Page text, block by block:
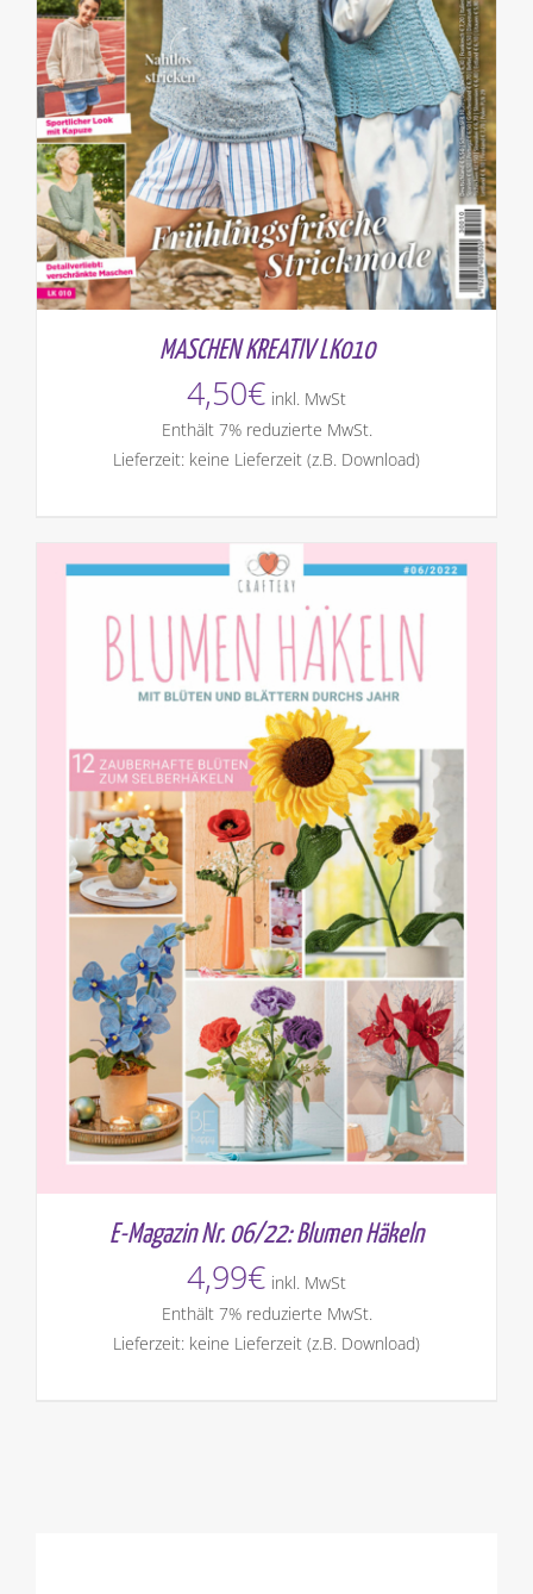
MASCHEN KREATIV LK010
4,50€ inkl. MwSt
Enthält 7% reduzierte MwSt.
Lieferzeit: keine Lieferzeit (z.B. Download)
E-Magazin Nr. 06/22: Blumen Häkeln
4,99€ inkl. MwSt
Enthält 7% reduzierte MwSt.
Lieferzeit: keine Lieferzeit (z.B. Download)